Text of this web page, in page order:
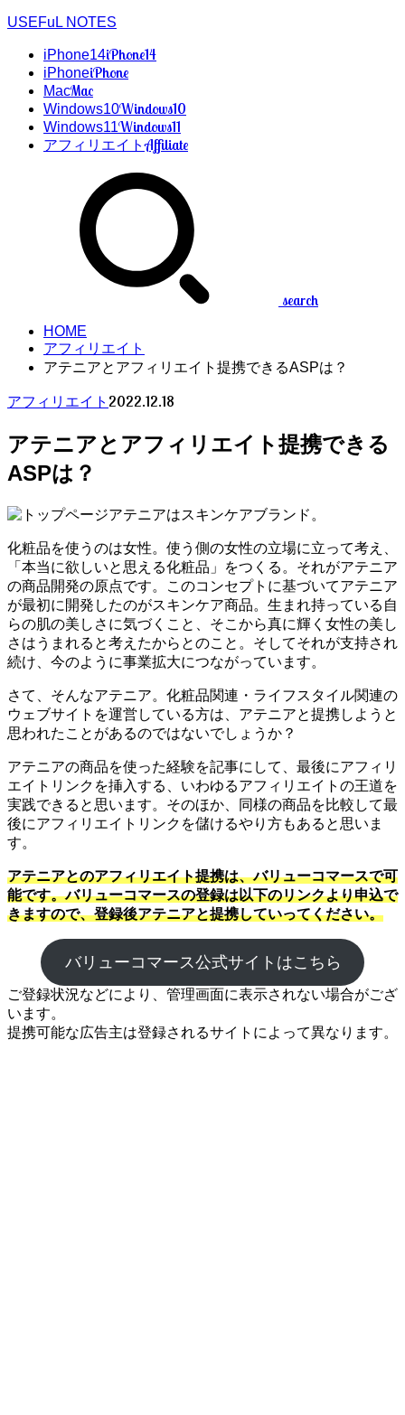
USEFuL NOTES
iPhone14iPhone14
iPhoneiPhone
MacMac
Windows10Windows10
Windows11Windows11
アフィリエイトAffiliate
search
HOME
アフィリエイト
アテニアとアフィリエイト提携できるASPは？
アフィリエイト 2022.12.18
アテニアとアフィリエイト提携できる
ASPは？
アテニアはスキンケアブランド。
化粧品を使うのは女性。使う側の女性の立場に立って考え、
「本当に欲しいと思える化粧品」をつくる。それがアテニア
の商品開発の原点です。このコンセプトに基づいてアテニア
が最初に開発したのがスキンケア商品。生まれ持っている自
らの肌の美しさに気づくこと、そこから真に輝く女性の美し
さはうまれると考えたからとのこと。そしてそれが支持され
続け、今のように事業拡大につながっています。
さて、そんなアテニア。化粧品関連・ライフスタイル関連の
ウェブサイトを運営している方は、アテニアと提携しようと
思われたことがあるのではないでしょうか？
アテニアの商品を使った経験を記事にして、最後にアフィリ
エイトリンクを挿入する、いわゆるアフィリエイトの王道を
実践できると思います。そのほか、同様の商品を比較して最
後にアフィリエイトリンクを儲けるやり方もあると思いま
す。
アテニアとのアフィリエイト提携は、バリューコマースで可
能です。バリューコマースの登録は以下のリンクより申込で
きますので、登録後アテニアと提携していってください。
バリューコマース公式サイトはこちら
ご登録状況などにより、管理画面に表示されない場合がござ
います。
提携可能な広告主は登録されるサイトによって異なります。